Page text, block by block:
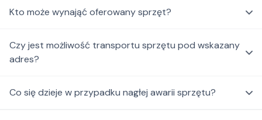
Kto może wynająć oferowany sprzęt?
Czy jest możliwość transportu sprzętu pod wskazany
adres?
Co się dzieje w przypadku nagłej awarii sprzętu?